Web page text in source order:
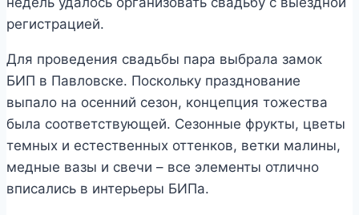
регистрацией.
Для проведения свадьбы пара выбрала замок
БИП в Павловске. Поскольку празднование
выпало на осенний сезон, концепция тожества
была соответствующей. Сезонные фрукты, цветы
темных и естественных оттенков, ветки малины,
медные вазы и свечи – все элементы отлично
вписались в интерьеры БИПа.